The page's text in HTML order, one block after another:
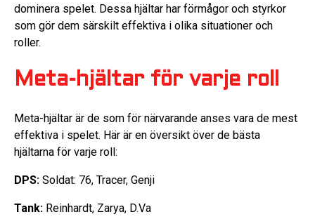
dominera spelet. Dessa hjältar har förmågor och styrkor
som gör dem särskilt effektiva i olika situationer och
roller.
Meta-hjältar för varje roll
Meta-hjältar är de som för närvarande anses vara de mest
effektiva i spelet. Här är en översikt över de bästa
hjältarna för varje roll:
DPS: Soldat: 76, Tracer, Genji
Tank: Reinhardt, Zarya, D.Va